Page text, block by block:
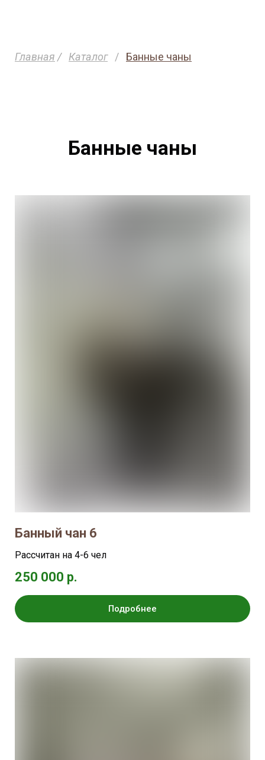
Главная / Каталог/ Банные чаны
Банные чаны
Банный чан 6
Рассчитан на 4-6 чел
250 000 р.
Подробнее